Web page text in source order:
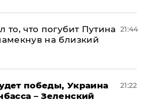
то, что погубит Путина
на близкий
21:44
победы, Украина
– Зеленский
21:22